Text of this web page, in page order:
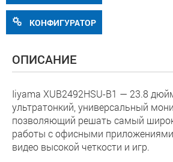
КОНФИГУРАТОР
ОПИСАНИЕ
Iiyama XUB2492HSU-B1 — 23.8
ультратонкий, универсальный
позволяющий решать самый
работы с офисными
видео высокой четкости и игр.